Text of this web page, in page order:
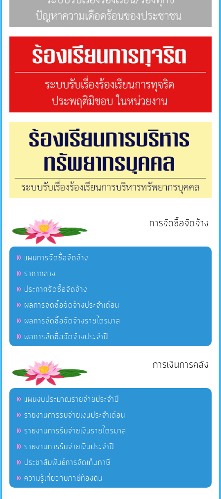
การ
ติดต่อ
การจัดซื้อจัดจ้าง
แผนการจัดซื้อจัดจ้าง
ราคากลาง
ประกาศจัดซื้อจัดจ้าง
ผลการจัดซื้อจัดจ้างประจำเดือน
ผลการจัดซื้อจัดจ้างรายไตรมาส
ผลการจัดซื้อจัดจ้างประจำปี
การเงินการคลัง
แผนงบประมาณรายจ่ายประจำปี
รายงานการรับจ่ายเงินประจำเดือน
รายงานการรับจ่ายเงินรายไตรมาส
รายงานการรับจ่ายเงินประจำปี
ประชาสัมพันธ์การจัดเก็บภาษี
ความรู้เกี่ยวกับภาษีท้องถิ่น